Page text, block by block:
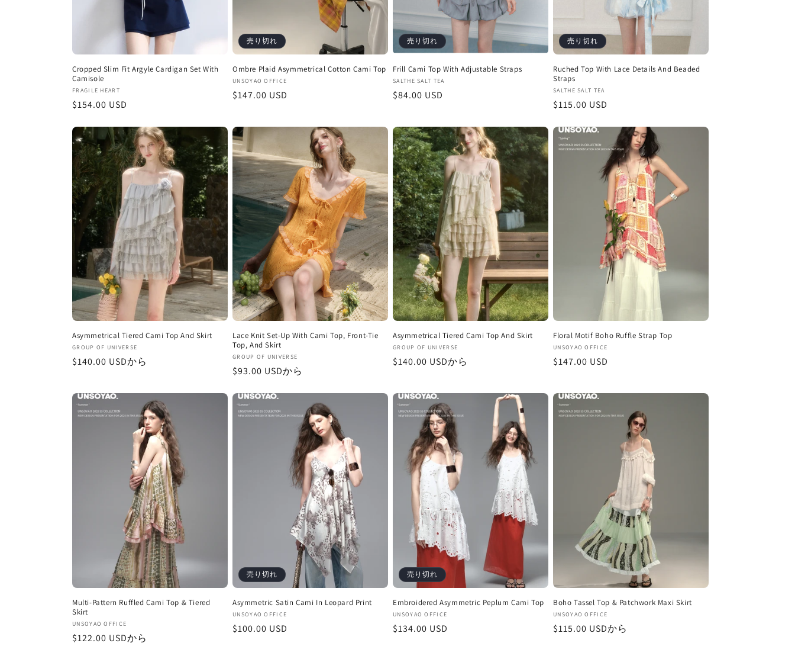
Cropped Slim Fit Argyle Cardigan Set With
Camisole
販
売
FRAGILE HEART
通
価
格
$154.00 USD
売り切れ
Ombre Plaid Asymmetrical Cotton Cami Top
販
売
UNSOYAO OFFICE
通
格
$147.00 USD
売り切れ
Frill Cami Top With Adjustable Straps
販
売
SALTHE SALT TEA
通
格
$84.00 USD
売り切れ
Ruched Top With Lace Details And Beaded
Straps
販
売
SALTHE SALT TEA
通
価
格
$115.00 USD
Asymmetrical Tiered Cami Top And Skirt
販
売
GROUP OF UNIVERSE
通
価
格
$140.00 USDから
Lace Knit Set-Up With Cami Top, Front-Tie
Top, And Skirt
販
売
GROUP OF UNIVERSE
通
価
格
$93.00 USDから
Asymmetrical Tiered Cami Top And Skirt
販
売
GROUP OF UNIVERSE
通
価
格
$140.00 USDから
Floral Motif Boho Ruffle Strap Top
販
売
UNSOYAO OFFICE
通
価
格
$147.00 USD
Multi-Pattern Ruffled Cami Top & Tiered
Skirt
販
売
UNSOYAO OFFICE
通
$122.00 USDから
売り切れ
Asymmetric Satin Cami In Leopard Print
販
売
UNSOYAO OFFICE
通
$100.00 USD
売り切れ
Embroidered Asymmetric Peplum Cami Top
販
売
UNSOYAO OFFICE
通
$134.00 USD
Boho Tassel Top & Patchwork Maxi Skirt
販
売
UNSOYAO OFFICE
通
$115.00 USDから